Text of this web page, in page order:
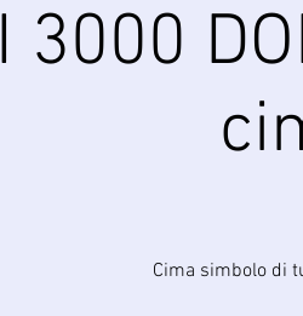
I 3000
Cima simbolo di